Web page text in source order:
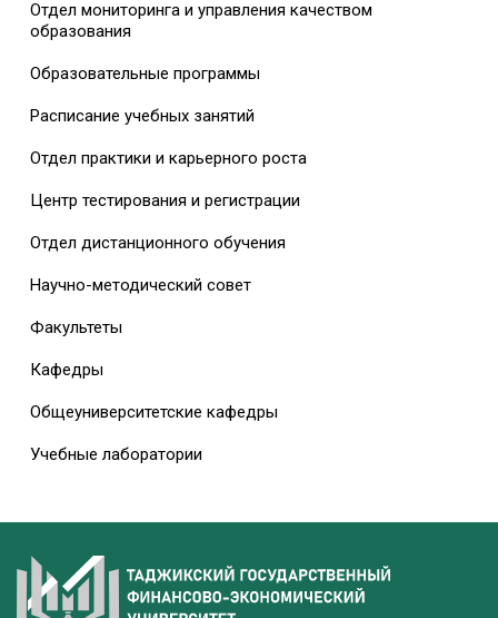
Отдел мониторинга и управления качеством
образования
Образовательные программы
Расписание учебных занятий
Отдел практики и карьерного роста
Центр тестирования и регистрации
Отдел дистанционного обучения
Научно-методический совет
Факультеты
Кафедры
Общеуниверситетские кафедры
Учебные лаборатории